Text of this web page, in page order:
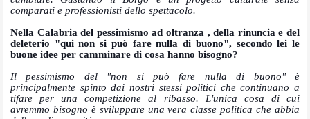
comparati e professionisti dello spettacolo.
Nella Calabria del pessimismo ad oltranza , della rinuncia e del
deleterio "qui non si può fare nulla di buono", secondo lei le
buone idee per camminare di cosa hanno bisogno?
Il pessimismo del "non si può fare nulla di buono" è
principalmente spinto dai nostri stessi politici che continuano a
tifare per una competizione al ribasso. L'unica cosa di cui
avremmo bisogno è sviluppare una vera classe politica che abbia